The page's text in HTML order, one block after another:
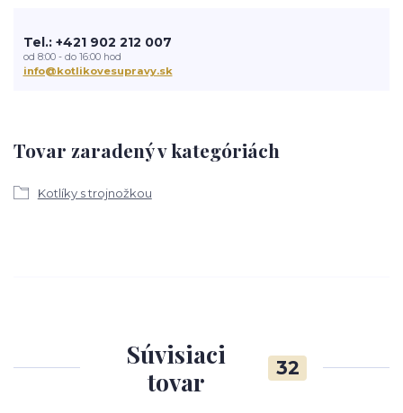
Tovar zaradený v kategóriách
Kotlíky s trojnožkou
Tel.: +421 902 212 007
od 8:00 - do 16:00 hod
info@kotlikovesupravy.sk
Súvisiaci
tovar
32